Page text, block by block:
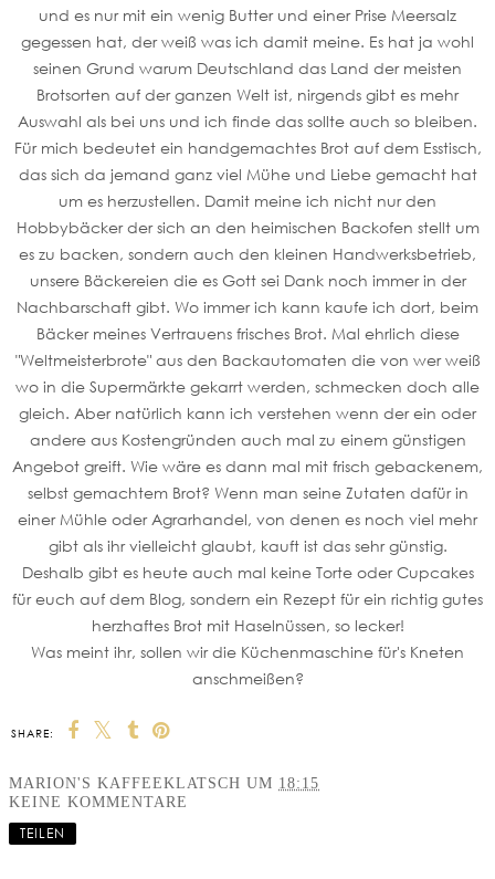
und es nur mit ein wenig Butter und einer Prise Meersalz
gegessen hat, der weiß was ich damit meine. Es hat ja wohl
seinen Grund warum Deutschland das Land der meisten
Brotsorten auf der ganzen Welt ist, nirgends gibt es mehr
Auswahl als bei uns und ich finde das sollte auch so bleiben.
Für mich bedeutet ein handgemachtes Brot auf dem Esstisch,
das sich da jemand ganz viel Mühe und Liebe gemacht hat
um es herzustellen. Damit meine ich nicht nur den
Hobbybäcker der sich an den heimischen Backofen stellt um
es zu backen, sondern auch den kleinen Handwerksbetrieb,
unsere Bäckereien die es Gott sei Dank noch immer in der
Nachbarschaft gibt. Wo immer ich kann kaufe ich dort, beim
Bäcker meines Vertrauens frisches Brot. Mal ehrlich diese
"Weltmeisterbrote" aus den Backautomaten die von wer weiß
wo in die Supermärkte gekarrt werden, schmecken doch alle
gleich. Aber natürlich kann ich verstehen wenn der ein oder
andere aus Kostengründen auch mal zu einem günstigen
Angebot greift. Wie wäre es dann mal mit frisch gebackenem,
selbst gemachtem Brot? Wenn man seine Zutaten dafür in
einer Mühle oder Agrarhandel, von denen es noch viel mehr
gibt als ihr vielleicht glaubt, kauft ist das sehr günstig.
Deshalb gibt es heute auch mal keine Torte oder Cupcakes
für euch auf dem Blog, sondern ein Rezept für ein richtig gutes
herzhaftes Brot mit Haselnüssen, so lecker!
Was meint ihr, sollen wir die Küchenmaschine für's Kneten
anschmeißen?
SHARE:
MARION'S KAFFEEKLATSCH UM 18:15
KEINE KOMMENTARE
TEILEN